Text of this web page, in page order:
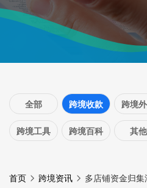
全部 跨境收款 跨境
跨境工具 跨境百科 其他
首页 跨境资讯 多店铺资金归